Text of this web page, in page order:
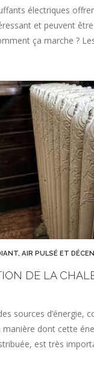
électriques
et peuvent
ça marche ?
AIR PULSÉ ET
DE LA
sources d’énergie,
manière dont cette
est très